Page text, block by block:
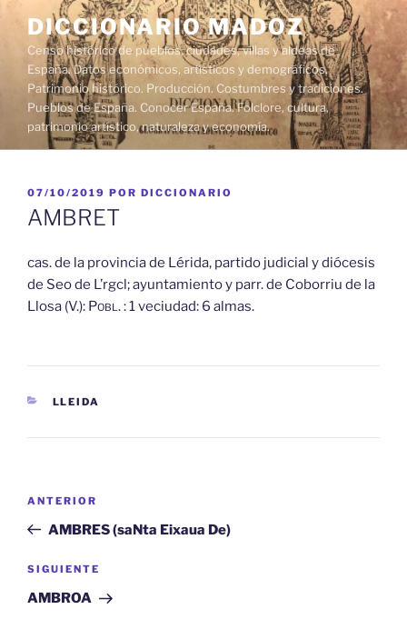
contenido
DICCIONARIO MADOZ
Censo histórico de pueblos, ciudades, villas y aldeas de
España. Datos económicos, artísticos y demográficos.
Patrimonio histórico. Producción. Costumbres y tradiciones.
Pueblos de España. Conocer España. Folclore, cultura,
patrimonio artístico, naturaleza y economía.
PUBLICADO
EL
07/10/2019 POR DICCIONARIO
AMBRET
cas. de la provincia de Lérida, partido judicial y diócesis
de Seo de L’rgcl; ayuntamiento y parr. de Coborriu de la
Llosa (V.): Pobl.: 1 veciudad: 6 almas.
CATEGORÍAS
LLEIDA
entradas
Entrada
anterior:
ANTERIOR
AMBRES (saNta Eixaua De)
Siguiente
entrada
SIGUIENTE
AMBROA